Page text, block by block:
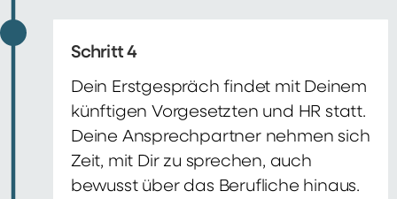
Schritt 4
Dein Erstgespräch findet mit Deinem
künftigen Vorgesetzten und HR statt.
Deine Ansprechpartner nehmen sich
Zeit, mit Dir zu sprechen, auch
bewusst über das Berufliche hinaus.